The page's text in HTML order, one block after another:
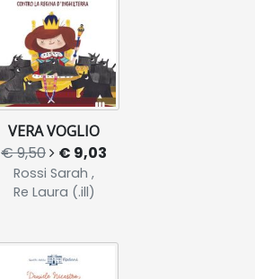
VERA VOGLIO
€ 9,50 € 9,03
Rossi Sarah ,
Re Laura (.ill)